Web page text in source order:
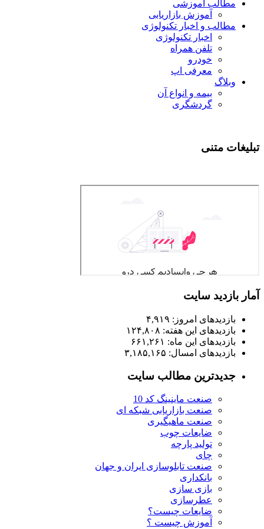
مطالب آموزشی
آموزش بازاریابی
مطالب و اخبار تکنولوژی
اخبار تکنولوژی
تلفن همراه
خودرو
معرفی اپ
وبلاگ
بیمه و انواع آن
گردشگری
تبلیغات متنی
آمار بازدید سایت
بازدیدهای امروز: ۴,۹۱۹
بازدیدهای این هفته: ۱۲۴,۸۰۸
بازدیدهای این ماه: ۶۶۱,۲۶۱
بازدیدهای امسال: ۳,۱۸۵,۱۶۵
جدیدترین مطالب سایت
صنعت ماینینگ کد 10
صنعت بازاریابی شبکه ای
صنعت ماهیگیری
ضایعات چوب
تولید پارچه
چای
صنعت تابلوسازی ایران و جهان
بانکداری
بازی سازی
عطرسازی
ضایعات چیست؟
آموزش چیست ؟